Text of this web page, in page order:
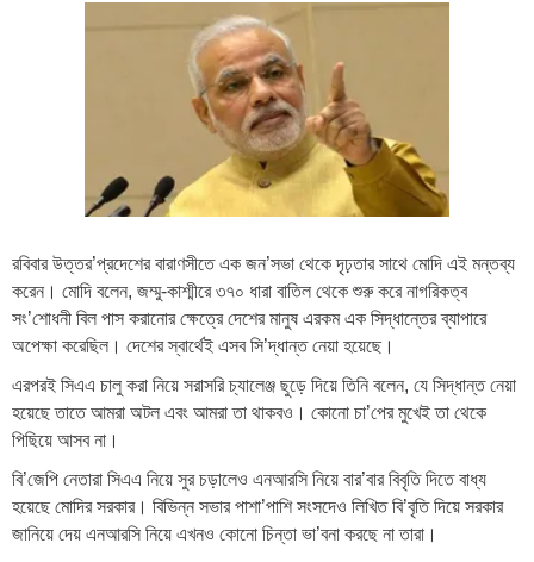
রবিবার উত্তর’প্রদেশের বারাণসীতে এক জন’সভা থেকে দৃঢ়তার সাথে মোদি এই মন্তব্য
করেন। মোদি বলেন, জম্মু-কাশ্মীরে ৩৭০ ধারা বাতিল থেকে শুরু করে নাগরিকত্ব
সং’শোধনী বিল পাস করানোর ক্ষেত্রে দেশের মানুষ এরকম এক সিদ্ধান্তের ব্যাপারে
অপেক্ষা করেছিল। দেশের স্বার্থেই এসব সি’দ্ধান্ত নেয়া হয়েছে।
এরপরই সিএএ চালু করা নিয়ে সরাসরি চ্যালেঞ্জ ছুড়ে দিয়ে তিনি বলেন, যে সিদ্ধান্ত নেয়া
হয়েছে তাতে আমরা অটল এবং আমরা তা থাকবও। কোনো চা’পের মুখেই তা থেকে
পিছিয়ে আসব না।
বি’জেপি নেতারা সিএএ নিয়ে সুর চড়ালেও এনআরসি নিয়ে বার’বার বিবৃতি দিতে বাধ্য
হয়েছে মোদির সরকার। বিভিন্ন সভার পাশা’পাশি সংসদেও লিখিত বি’বৃতি দিয়ে সরকার
জানিয়ে দেয় এনআরসি নিয়ে এখনও কোনো চিন্তা ভা’বনা করছে না তারা।